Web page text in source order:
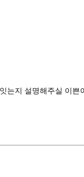
는지 설명해주실 이쁜